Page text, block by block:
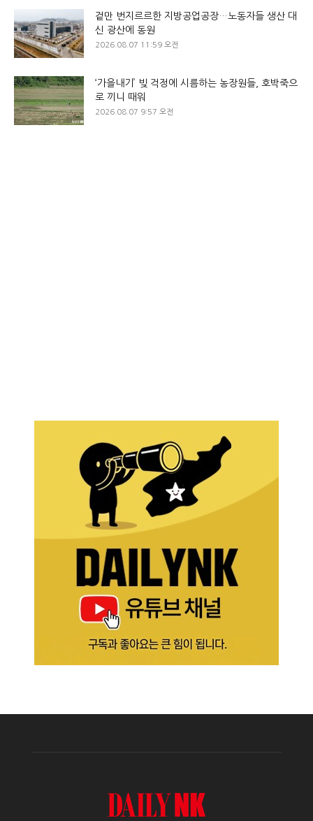
겉만 번지르르한 지방공업공장…노동자들 생산 대
신 광산에 동원
2026.08.07 11:59 오전
‘가을내기’ 빚 걱정에 시름하는 농장원들, 호박죽으
로 끼니 때워
2026.08.07 9:57 오전